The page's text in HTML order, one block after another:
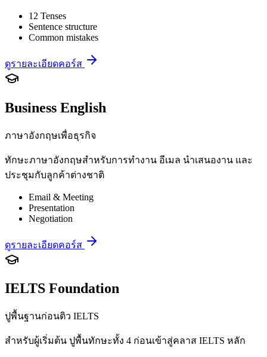
12 Tenses
Sentence structure
Common mistakes
ดูรายละเอียดคอร์ส
Business English
ภาษาอังกฤษเพื่อธุรกิจ
ทักษะภาษาอังกฤษสำหรับการทำงาน อีเมล นำเสนองาน และ
ประชุมกับลูกค้าต่างชาติ
Email & Meeting
Presentation
Negotiation
ดูรายละเอียดคอร์ส
IELTS Foundation
ปูพื้นฐานก่อนติว IELTS
สำหรับผู้เริ่มต้น ปูพื้นทักษะทั้ง 4 ก่อนเข้าสู่คลาส IELTS หลัก